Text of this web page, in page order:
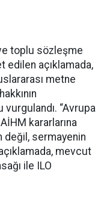
toplu sözleşme
edilen açıklamada,
metne
vurgulandı. “Avrupa
kararlarına
değil, sermayenin
mevcut
ile ILO